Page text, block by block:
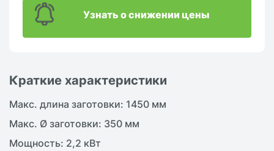
Краткие характеристики
Макс. длина заготовки: 1450 мм
Макс. Ø заготовки: 350 мм
Мощность: 2,2 кВт
Узнать о снижении цены